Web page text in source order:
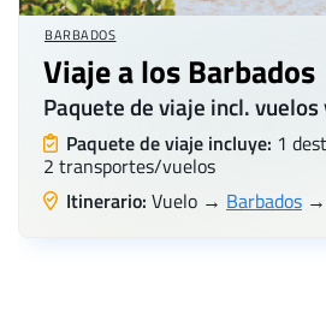
BARBADOS
Viaje a los Barbados
Paquete de viaje incl.
Paquete de viaje incluye: 1
2 transportes/vuelos
Itinerario: Vuelo → Barbados →